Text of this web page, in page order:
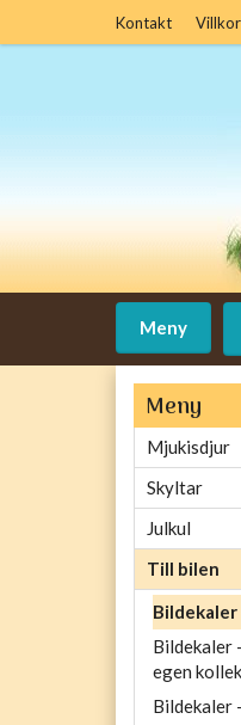
Kontakt Villkor
Meny
Meny
Mjukisdjur
Skyltar
Julkul
Till bilen
Bildekaler
Bildekaler
egen
Bildekaler